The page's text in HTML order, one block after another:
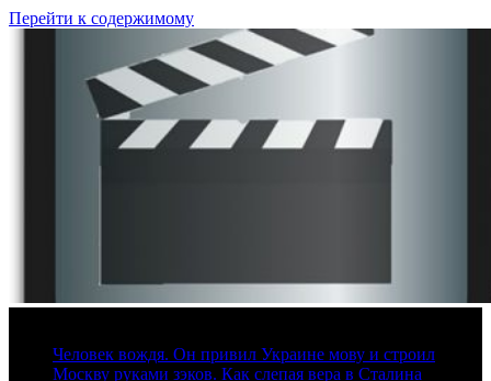
Перейти к содержимому
Человек вождя. Он привил Украине мову и строил
Москву руками зэков. Как слепая вера в Сталина